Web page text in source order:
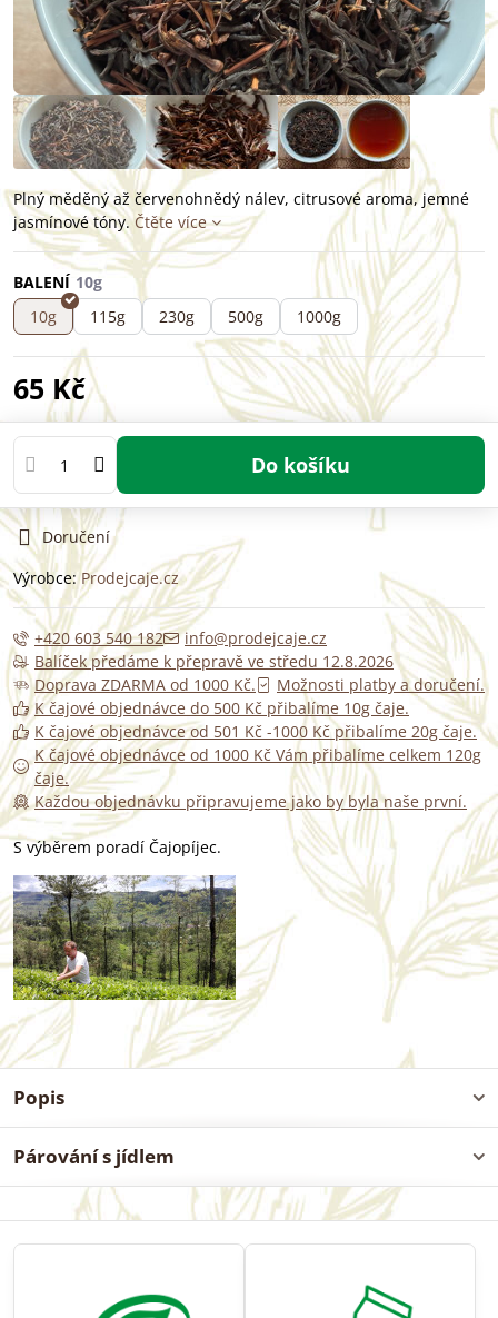
Plný měděný až červenohnědý nálev, citrusové aroma, jemné
jasmínové tóny.Čtěte více
BALENÍ
10g
115g 230g 500g 1000g
65 Kč
Do košíku
Doručení
Výrobce:Prodejcaje.cz
+420 603 540 182
info@prodejcaje.cz
Balíček předáme k přepravě ve středu 12.8.2026
Doprava ZDARMA od 1000 Kč.
Možnosti platby a doručení.
K čajové objednávce do 500 Kč přibalíme 10g čaje.
K čajové objednávce od 501 Kč -1000 Kč přibalíme 20g čaje.
K čajové objednávce od 1000 Kč Vám přibalíme celkem 120g
čaje.
Každou objednávku připravujeme jako by byla naše první.
S výběrem poradí Čajopíjec.
Popis
Párování s jídlem